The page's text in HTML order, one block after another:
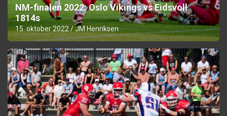
NM-finalen 2022: Oslo Vikings vs Eidsvoll
1814s
15. oktober 2022 JM Henriksen